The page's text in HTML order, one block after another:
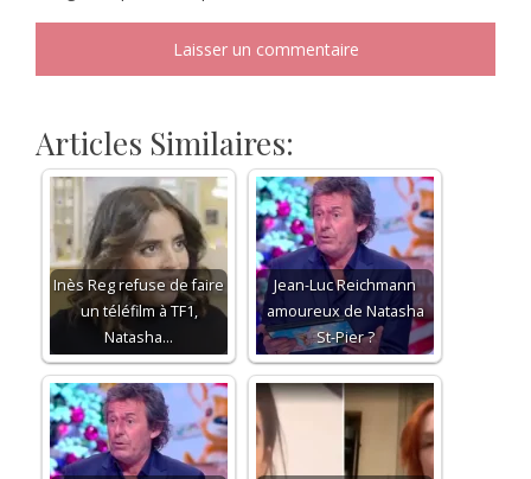
Articles Similaires:
Inès Reg refuse de faire
un téléfilm à TF1,
Natasha…
Jean-Luc Reichmann
amoureux de Natasha
St-Pier ?